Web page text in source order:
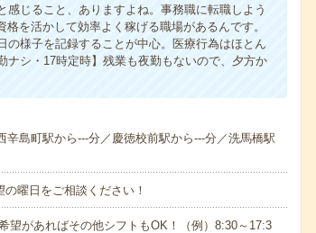
じること、ありますよね。事務職に転職しよう
を活かして効率よく稼げる職場があるんです。
の様子を記録することが中心。医療行為はほとん
ナシ・17時定時】残業も夜勤もないので、夕方か
島町駅から---分／慶徳校前駅から---分／洗馬橋駅
曜日をご相談ください！
望があればその他シフトもOK！（例）8:30～17:3